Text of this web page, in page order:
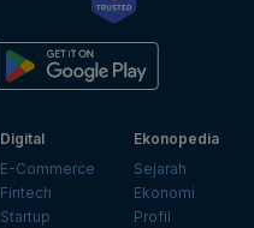
Digital
E-Commerce
Fintech
Startup
Ekonopedia
Sejarah
Ekonomi
Profil